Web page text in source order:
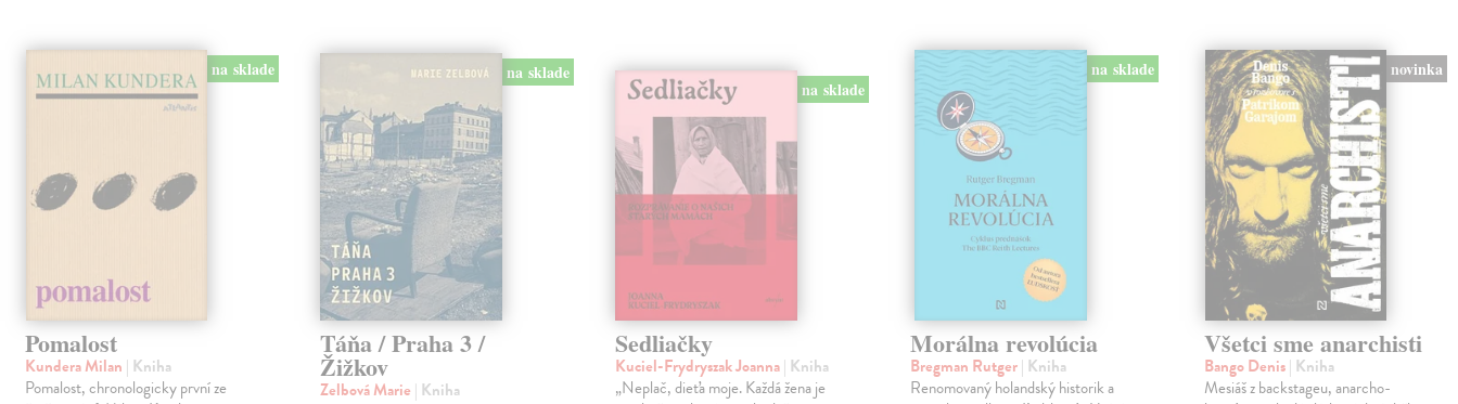
na sklade
Pomalost
Kundera Milan | Kniha
Pomalost, chronologicky první ze
na sklade
Táňa / Praha 3 /
Žižkov
Zelbová Marie | Kniha
na sklade
Sedliačky
Kuciel-Frydryszak Joanna| Kniha
„Neplač, dieťa moje. Každá žena je
na sklade
Morálna revolúcia
Bregman Rutger| Kniha
Renomovaný holandský historik a
novinka
Všetci sme anarchisti
Bango Denis| Kniha
Mesiáš z backstageu, anarcho-